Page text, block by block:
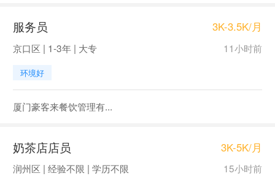
服务员 3K-3.5K/月
京口区 | 1-3年 | 大专 11小时前
环境好
厦门豪客来餐饮管理有...
奶茶店店员 3K-5K/月
润州区 | 经验不限 | 学历不限 15小时前